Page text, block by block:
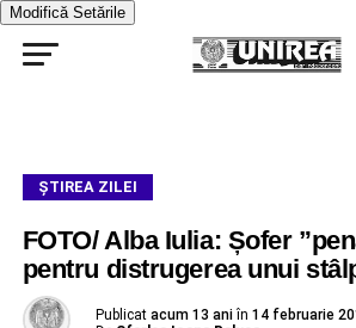
Modifică Setările
ŞTIREA ZILEI
FOTO/ Alba Iulia: Șofer
pentru distrugerea unui
Publicat acum 13 ani în 14 februarie